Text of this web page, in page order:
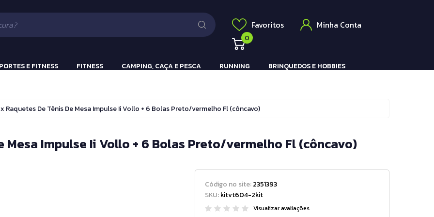
Favoritos Minha Conta
0
E FITNESS
Fitness e Musculação
FITNESS CAMPING, CAÇA E PESCA RUNNING BRINQUEDOS E HOBBIES
Lanternas Pistola e Rifle Elétrico
Luva
Raquetes De Tênis De Mesa Impulse Ii Vollo + 6 Bolas Preto/vermelho Fl (côncavo)
Mesa Impulse Ii Vollo + 6 Bolas Preto/vermelho Fl (côncavo)
Código no site:2351393
SKU:kitvt604-2kit
Visualizar avaliações